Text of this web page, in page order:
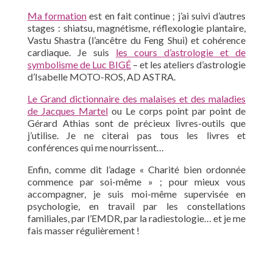
Ma formation est en fait continue ; j’ai suivi d’autres
stages : shiatsu, magnétisme, réflexologie plantaire,
Vastu Shastra (l’ancêtre du Feng Shui) et cohérence
cardiaque. Je suis les cours d’astrologie et de
symbolisme de Luc BIGÉ– et les ateliers d’astrologie
d’Isabelle MOTO-ROS, AD ASTRA.
Le Grand dictionnaire des malaises et des maladies
de Jacques Martelou Le corps point par point de
Gérard Athias sont de précieux livres-outils que
j’utilise. Je ne citerai pas tous les livres et
conférences qui me nourrissent…
Enfin, comme dit l’adage « Charité bien ordonnée
commence par soi-même » ; pour mieux vous
accompagner, je suis moi-même supervisée en
psychologie, en travail par les constellations
familiales, par l’EMDR, par la radiestologie… et je me
fais masser régulièrement !